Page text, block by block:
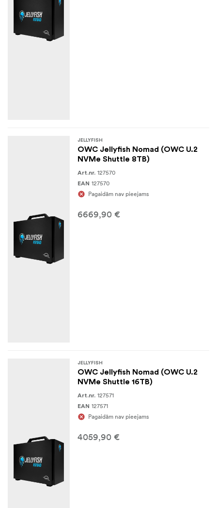
JELLYFISH
OWC Jellyfish Nomad (OWC U.2
NVMe Shuttle 8TB)
Art.nr. 127570
EAN 127570
Pagaidām nav pieejams
6669,90 €
JELLYFISH
OWC Jellyfish Nomad (OWC U.2
NVMe Shuttle 16TB)
Art.nr. 127571
EAN 127571
Pagaidām nav pieejams
4059,90 €